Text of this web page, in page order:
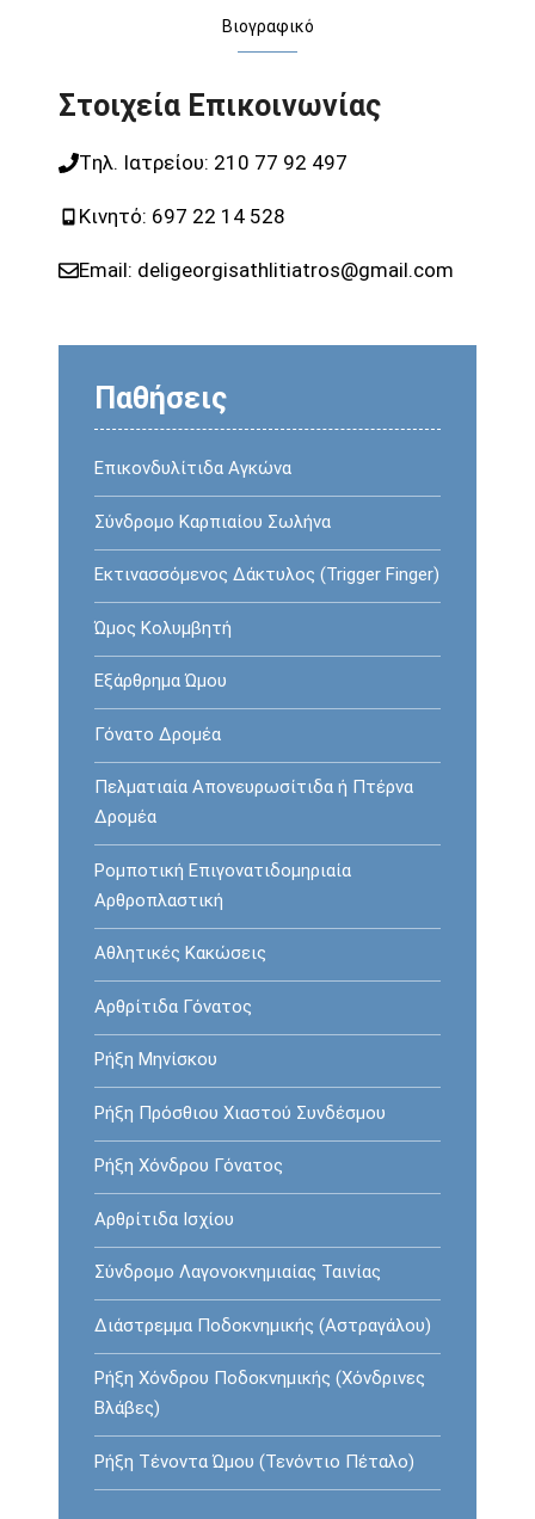
Βιογραφικό
Στοιχεία Επικοινωνίας
Tηλ. Ιατρείου: 210 77 92 497
Κινητό: 697 22 14 528
Email: deligeorgisathlitiatros@gmail.com
Παθήσεις
Επικονδυλίτιδα Αγκώνα
Σύνδρομο Καρπιαίου Σωλήνα
Εκτινασσόμενος Δάκτυλος (Trigger Finger)
Ώμος Κολυμβητή
Εξάρθρημα Ώμου
Γόνατο Δρομέα
Πελματιαία Απονευρωσίτιδα ή Πτέρνα
Δρομέα
Ρομποτική Επιγονατιδομηριαία
Αρθροπλαστική
Αθλητικές Κακώσεις
Αρθρίτιδα Γόνατος
Ρήξη Mηνίσκου
Ρήξη Πρόσθιου Χιαστού Συνδέσμου
Ρήξη Χόνδρου Γόνατος
Αρθρίτιδα Ισχίου
Σύνδρομο Λαγονοκνημιαίας Ταινίας
Διάστρεμμα Ποδοκνημικής (Αστραγάλου)
Ρήξη Χόνδρου Ποδοκνημικής (Χόνδρινες
Βλάβες)
Ρήξη Τένοντα Ώμου (Τενόντιο Πέταλο)